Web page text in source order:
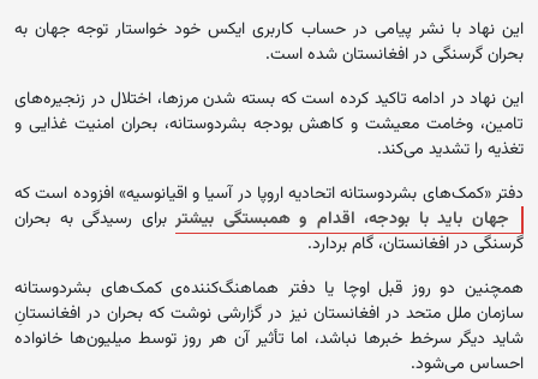
اين نهاد با نشر پیامی در حساب کاربری ایکس خود خواستار توجه جهان به
بحران گرسنگی در افغانستان شده است.
این نهاد در ادامه تاکید کرده است که بسته شدن مرزها، اختلال در زنجیره‌های
تامین، وخامت معیشت و کاهش بودجه بشردوستانه، بحران امنیت غذایی و
تغذیه را تشدید می‌کند.
دفتر «کمک‌های بشردوستانه اتحادیه اروپا در آسیا و اقیانوسیه» افزوده است که
جهان باید با بودجه، اقدام و همبستگی بیشتربرای رسیدگی‌ به بحران
گرسنگی در افغانستان، گام بردارد.
همچنین دو روز قبل اوچا یا دفتر هماهنگ‌کننده‌‌ی کمک‌های بشردوستانه
سازمان ملل متحد در افغانستان نیز در گزارشی نوشت که بحران در افغانستانِ
شاید دیگر سرخط خبرها نباشد، اما تأثیر آن هر روز توسط میلیون‌ها خانواده
احساس می‌شود.